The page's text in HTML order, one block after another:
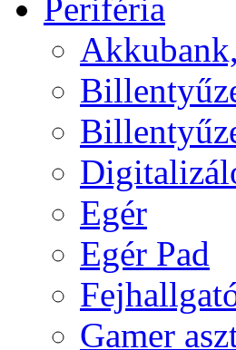
Periféria
Egér
Egér Pad
Gamer